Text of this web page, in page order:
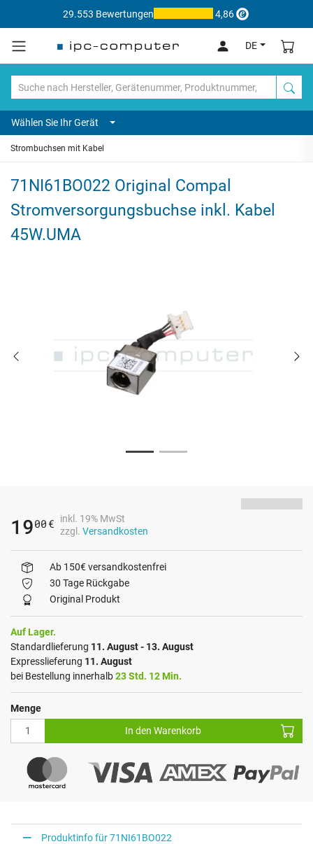
29.553 Bewertungen 4,86
DE
Wählen Sie Ihr Gerät
Strombuchsen mit Kabel
71NI61BO022 Original Compal
Stromversorgungsbuchse inkl. Kabel
45W.UMA
1900 €
inkl. 19% MwSt
zzgl. Versandkosten
Ab 150€ versandkostenfrei
30 Tage Rückgabe
Original Produkt
Auf Lager.
Standardlieferung 11. August - 13. August
Expresslieferung 11. August
bei Bestellung innerhalb23 Std. 12 Min.
Menge
In den Warenkorb
Produktinfo für 71NI61BO022